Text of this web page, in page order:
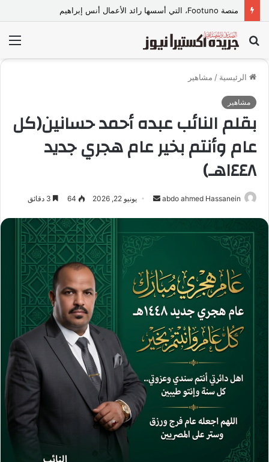
مكتب السلام والنعمة لخدمات التمريض ورعايه المسنين
بحث
عن
الرئيسية / مشاهير
مشاهير
بقلم النائب عبده أحمد حسانين(كل
عام وأنتم بخير عام هجري جديد
١٤٤٨هـ)
abdo ahmed Hassanein
ل
ر
ي
ا
إ
ل
ر
يونيو 22, 2026 64